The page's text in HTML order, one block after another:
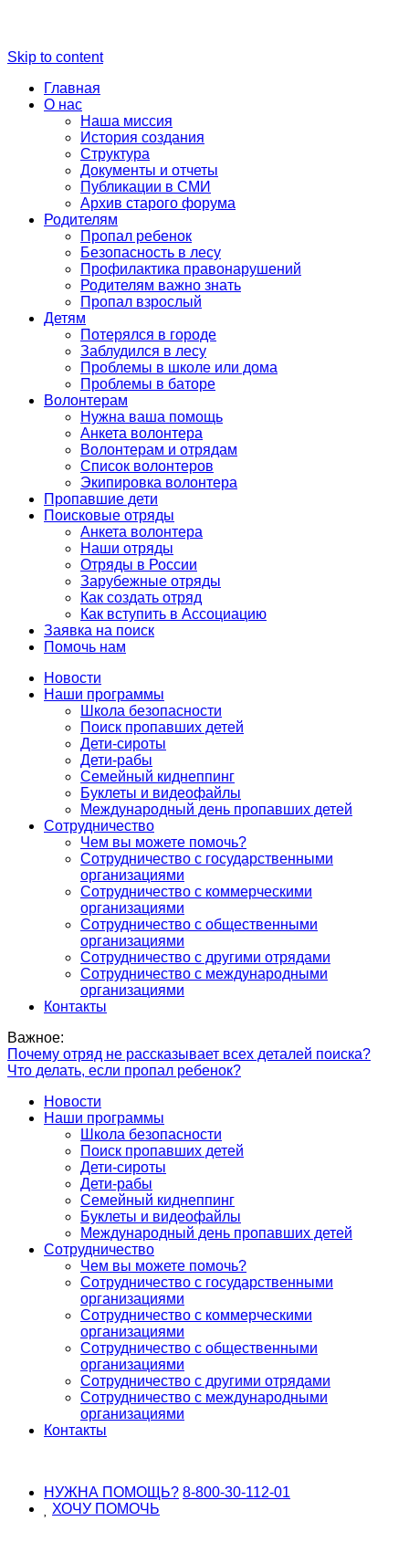
Skip to content
Главная
О нас
Наша миссия
История создания
Структура
Документы и отчеты
Публикации в СМИ
Архив старого форума
Родителям
Пропал ребенок
Безопасность в лесу
Профилактика правонарушений
Родителям важно знать
Пропал взрослый
Детям
Потерялся в городе
Заблудился в лесу
Проблемы в школе или дома
Проблемы в баторе
Волонтерам
Нужна ваша помощь
Анкета волонтера
Волонтерам и отрядам
Список волонтеров
Экипировка волонтера
Пропавшие дети
Поисковые отряды
Анкета волонтера
Наши отряды
Отряды в России
Зарубежные отряды
Как создать отряд
Как вступить в Ассоциацию
Заявка на поиск
Помочь нам
Новости
Наши программы
Школа безопасности
Поиск пропавших детей
Дети-сироты
Дети-рабы
Семейный киднеппинг
Буклеты и видеофайлы
Международный день пропавших детей
Сотрудничество
Чем вы можете помочь?
Сотрудничество с государственными
организациями
Сотрудничество с коммерческими
организациями
Сотрудничество с общественными
организациями
Сотрудничество с другими отрядами
Сотрудничество с международными
организациями
Контакты
Важное:
Почему отряд не рассказывает всех деталей поиска?
Что делать, если пропал ребенок?
Новости
Наши программы
Школа безопасности
Поиск пропавших детей
Дети-сироты
Дети-рабы
Семейный киднеппинг
Буклеты и видеофайлы
Международный день пропавших детей
Сотрудничество
Чем вы можете помочь?
Сотрудничество с государственными
организациями
Сотрудничество с коммерческими
организациями
Сотрудничество с общественными
организациями
Сотрудничество с другими отрядами
Сотрудничество с международными
организациями
Контакты
НУЖНА ПОМОЩЬ? 8-800-30-112-01
ХОЧУ ПОМОЧЬ